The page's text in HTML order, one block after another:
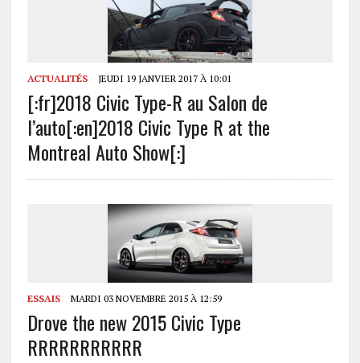
ACTUALITÉS JEUDI 19 JANVIER 2017 À 10:01
[:fr]2018 Civic Type-R au Salon de
l’auto[:en]2018 Civic Type R at the
Montreal Auto Show[:]
ESSAIS MARDI 03 NOVEMBRE 2015 À 12:59
Drove the new 2015 Civic Type
RRRRRRRRRRR